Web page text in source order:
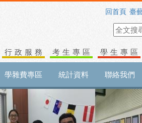
回首頁 臺
行政服務 考生專區 學生專區
學雜費專區 統計資料 聯絡我們